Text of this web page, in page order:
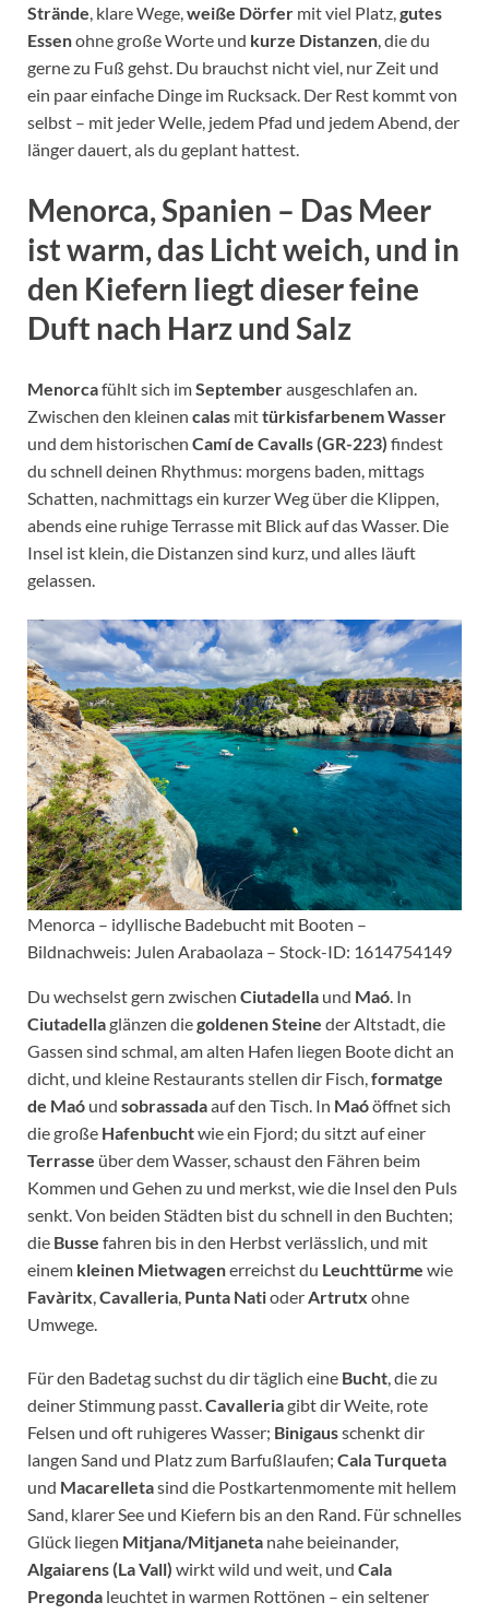
Strände, klare Wege,weiße Dörfer mit viel Platz,gutes
Essenohne große Worte und kurze Distanzen, die du
gerne zu Fuß gehst. Du brauchst nicht viel, nur Zeit und
ein paar einfache Dinge im Rucksack. Der Rest kommt von
selbst – mit jeder Welle, jedem Pfad und jedem Abend, der
länger dauert, als du geplant hattest.
Menorca, Spanien – Das Meer
ist warm, das Licht weich, und in
den Kiefern liegt dieser feine
Duft nach Harz und Salz
Menorcafühlt sich imSeptemberausgeschlafen an.
Zwischen den kleinen calas mittürkisfarbenem Wasser
und dem historischen Camí de Cavalls (GR-223) findest
du schnell deinen Rhythmus: morgens baden, mittags
Schatten, nachmittags ein kurzer Weg über die Klippen,
abends eine ruhige Terrasse mit Blick auf das Wasser. Die
Insel ist klein, die Distanzen sind kurz, und alles läuft
gelassen.
Menorca – idyllische Badebucht mit Booten –
Bildnachweis: Julen Arabaolaza – Stock-ID: 1614754149
Du wechselst gern zwischen Ciutadella und Maó . In
Ciutadellaglänzen diegoldenen Steine der Altstadt, die
Gassen sind schmal, am alten Hafen liegen Boote dicht an
dicht, und kleine Restaurants stellen dir Fisch, formatge
de Maó und sobrassadaauf den Tisch. In Maóöffnet sich
die große Hafenbuchtwie ein Fjord; du sitzt auf einer
Terrasse über dem Wasser, schaust den Fähren beim
Kommen und Gehen zu und merkst, wie die Insel den Puls
senkt. Von beiden Städten bist du schnell in den Buchten;
die Busse fahren bis in den Herbst verlässlich, und mit
einem kleinen Mietwagenerreichst du Leuchttürme wie
Favàritx Cavalleria Punta Natioder Artrutx ohne
Umwege.
Für den Badetag suchst du dir täglich eine Bucht , die zu
deiner Stimmung passt. Cavalleriagibt dir Weite, rote
Felsen und oft ruhigeres Wasser; Binigausschenkt dir
langen Sand und Platz zum Barfußlaufen; Cala Turqueta
und Macarelletasind die Postkartenmomente mit hellem
Sand, klarer See und Kiefern bis an den Rand. Für schnelles
Glück liegen Mitjana/Mitjaneta nahe beieinander,
Algaiarens (La Vall) wirkt wild und weit, und Cala
Pregonda leuchtet in warmen Rottönen – ein seltener